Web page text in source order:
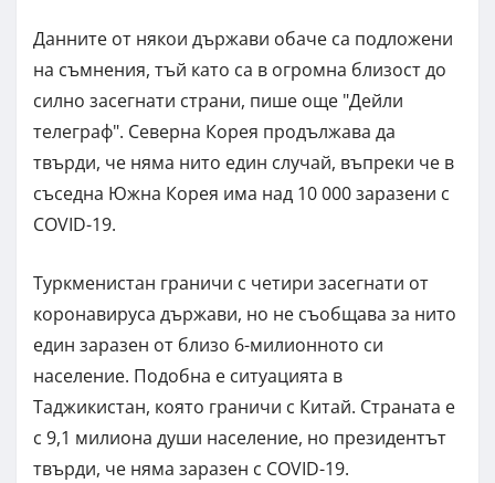
Данните от някои държави обаче са подложени
на съмнения, тъй като са в огромна близост до
силно засегнати страни, пише още "Дейли
телеграф". Северна Корея продължава да
твърди, че няма нито един случай, въпреки че в
съседна Южна Корея има над 10 000 заразени с
COVID-19.
Туркменистан граничи с четири засегнати от
коронавируса държави, но не съобщава за нито
един заразен от близо 6-милионното си
население. Подобна е ситуацията в
Таджикистан, която граничи с Китай. Страната е
с 9,1 милиона души население, но президентът
твърди, че няма заразен с COVID-19.